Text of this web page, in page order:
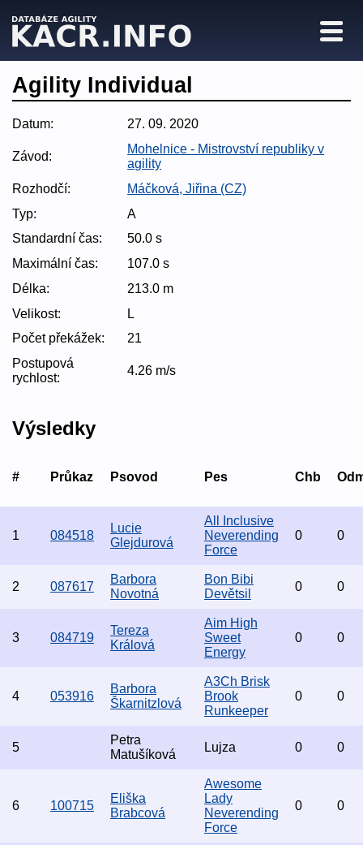
Agility Individual
Datum: 27. 09. 2020
Závod:
Mohelnice - Mistrovství republiky v
agility
Rozhodčí:
Máčková, Jiřina (CZ)
Typ:
A
Standardní čas:
50.0 s
Maximální čas:
107.0 s
Délka:
213.0 m
Velikost:
L
Počet překážek:
21
Postupová
rychlost:
4.26 m/s
Výsledky
# Průkaz Psovod Pes Chb
1 084518
Lucie
Glejdurová
All Inclusive
Neverending
Force
0 0
2 087617
Barbora
Novotná
Bon Bibi
Devětsil
0 0
3 084719
Tereza
Králová
Aim High
Sweet
Energy
0 0
4 053916
Barbora
Škarnitzlová
A3Ch Brisk
Brook
Runkeeper
0 0
5
Petra
Matušíková
Lujza 0 0
6 100715
Eliška
Brabcová
Awesome
Lady
Neverending
Force
0 0